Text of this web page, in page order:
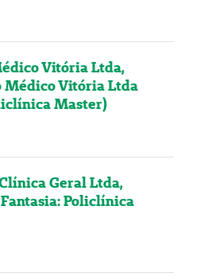
Vitória Ltda,
Médico Vitória Ltda
Master)
Geral Ltda,
Policlínica